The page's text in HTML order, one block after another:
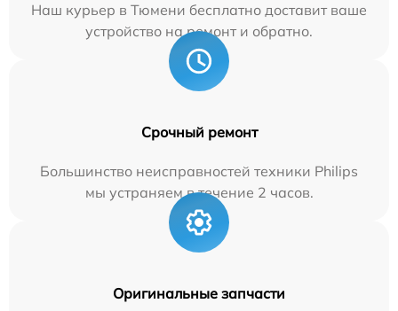
Наш курьер в Тюмени бесплатно доставит ваше
устройство на ремонт и обратно.
Срочный ремонт
Большинство неисправностей техники Philips
мы устраняем в течение 2 часов.
Оригинальные запчасти